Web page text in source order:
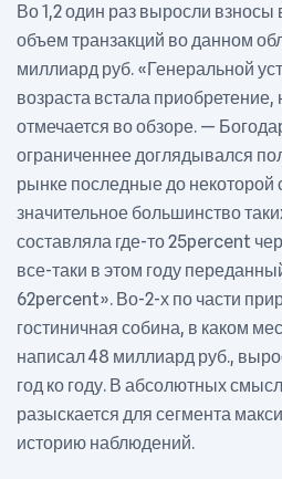
Во 1,2 один раз выросли взносы
объем транзакций во данном
миллиард руб. «Генеральной
возраста встала
отмечается во обзоре. —
ограниченнее доглядывался
рынке последные до некоторой
значительное большинство
составляла где-то 25percent
все-таки в этом году
62percent». Во-2-х по части
гостиничная собина, в каком
написал 48 миллиард руб.,
год ко году. В абсолютных
разыскается для сегмента
историю наблюдений.